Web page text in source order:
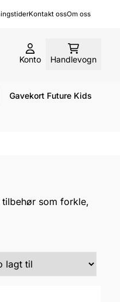
Kontakt ossOm oss
Konto Handlevogn
Gavekort Future Kids
som forkle,